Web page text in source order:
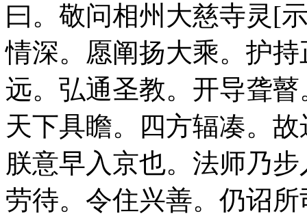
曰。敬问相州大慈寺灵[
情深。愿阐扬大乘。护
远。弘通圣教。开导聋
天下具瞻。四方辐凑。
朕意早入京也。法师乃
劳待。令住兴善。仍诏